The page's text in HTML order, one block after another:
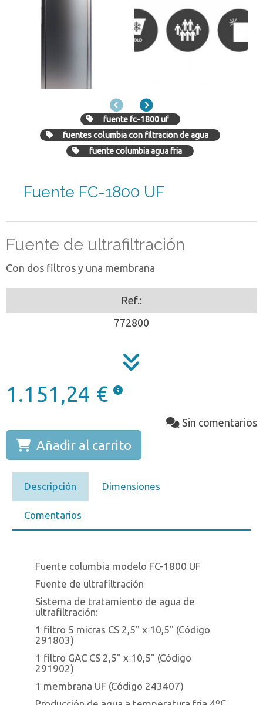
AnteriorSiguiente
fuente fc-1800 uf
fuentes columbia con filtracion de agua
fuente columbia agua fria
Fuente FC-1800 UF
Fuente de ultrafiltración
Con dos filtros y una membrana
Ref.:
772800
1.151,24 €
Sin comentarios
Añadir al carrito
Descripción Dimensiones
Comentarios
Fuente columbia modelo FC-1800 UF
Fuente de ultrafiltración
Sistema de tratamiento de agua de
ultrafiltración:
1 filtro 5 micras CS 2,5" x 10,5" (Código
291803)
1 filtro GAC CS 2,5" x 10,5" (Código
291902)
1 membrana UF (Código 243407)